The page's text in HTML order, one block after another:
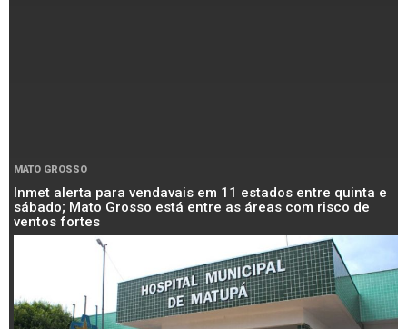
MATO GROSSO
Inmet alerta para vendavais em 11 estados entre quinta e
sábado; Mato Grosso está entre as áreas com risco de
ventos fortes